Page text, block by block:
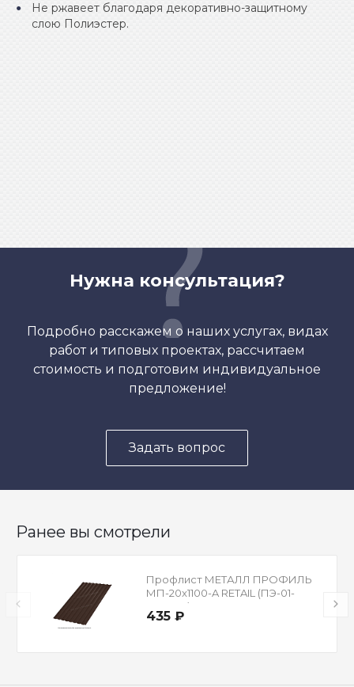
Не ржавеет благодаря декоративно-защитному
слою Полиэстер.
Нужна консультация?
Подробно расскажем о наших услугах, видах
работ и типовых проектах, рассчитаем
стоимость и подготовим индивидуальное
предложение!
Задать вопрос
Ранее вы смотрели
Профлист МЕТАЛЛ ПРОФИЛЬ
МП-20x1100-A RETAIL (ПЭ-01-
8017-ОТ)
435 ₽